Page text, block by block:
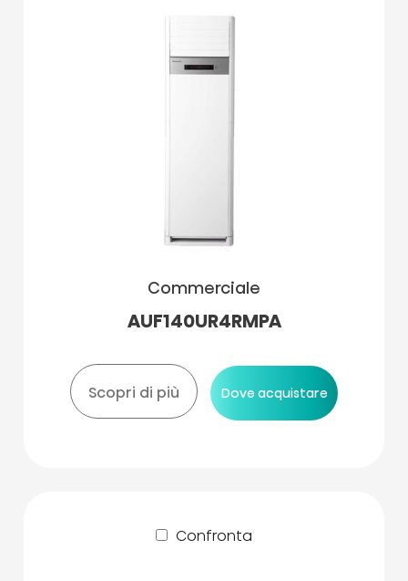
Commerciale
AUF140UR4RMPA
Scopri di più Dove acquistare
Confronta